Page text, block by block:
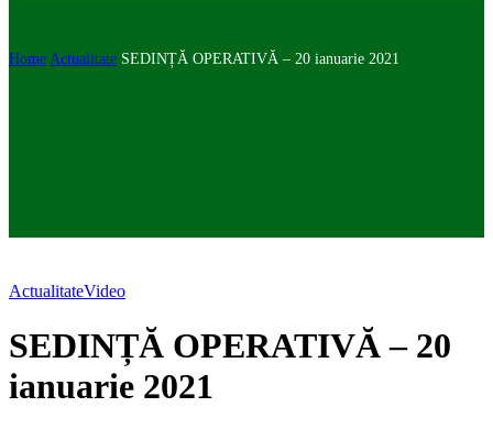
Home Actualitate SEDINȚĂ OPERATIVĂ – 20 ianuarie 2021
ActualitateVideo
SEDINȚĂ OPERATIVĂ – 20
ianuarie 2021